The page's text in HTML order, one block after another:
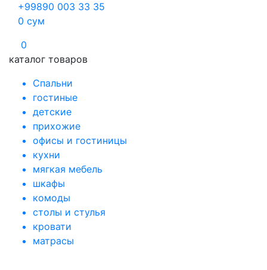
+99890 003 33 35
0 сум
0
каталог товаров
Спальни
гостиные
детские
прихожие
офисы и гостиницы
кухни
мягкая мебель
шкафы
комоды
столы и стулья
кровати
матрасы